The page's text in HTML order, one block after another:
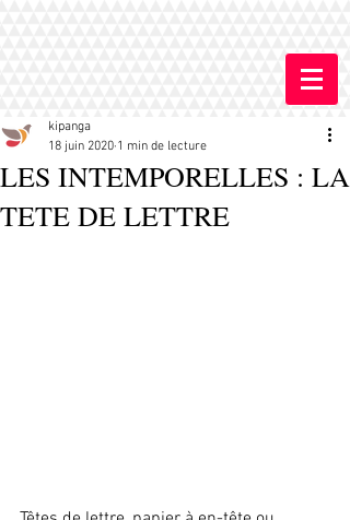
LES INTEMPORELLES : LA
TETE DE LETTRE
kipanga
18 juin 2020 1 min de lecture